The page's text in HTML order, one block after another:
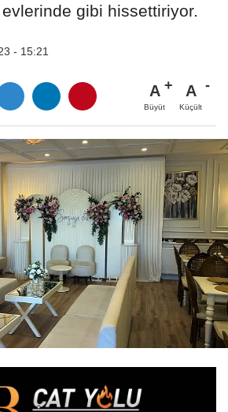
gibi hissettiriyor.
- 15:21
A
Büyüt
A
Küçült